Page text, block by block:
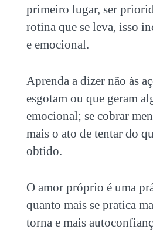
primeiro lugar, ser
rotina que se leva, isso
e emocional.
Aprenda a dizer não às
esgotam ou que geram
emocional; se cobrar
mais o ato de tentar do
obtido.
O amor próprio é uma
quanto mais se pratica
torna e mais